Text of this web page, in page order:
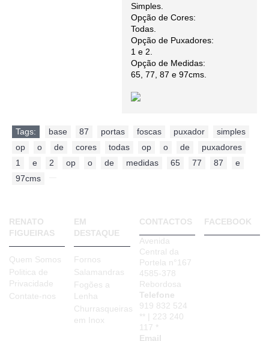
Simples.
Opção de Cores:
Todas.
Opção de Puxadores:
1 e 2.
Opção de Medidas:
65, 77, 87 e 97cms.
Tags: base 87 portas foscas puxador simples
op
o de cores todas op o de puxadores
1
e 2 op o de medidas 65 77 87 e
97cms
RENATO
FIGUEIRAS
Quem Somos
Politica de
Privacidade
Contate-nos
EM
DESTAQUE
Fornos
Salamandras
Fogões a
Lenha
Churrasqueiras
em Inox
CONTACTOS
Avenida
Central da
Portela n°167
4585-378
Rebordosa
Telefone
919 832 524
** | 223 240
117 *
Email
FACEBOOK